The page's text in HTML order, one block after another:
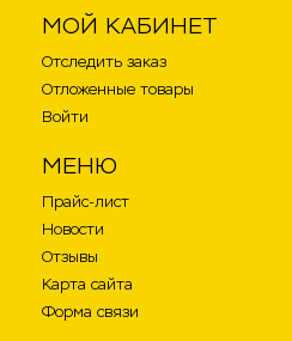
МОЙ КАБИНЕТ
Отследить заказ
Отложенные товары
Войти
МЕНЮ
Прайс-лист
Новости
Отзывы
Карта сайта
Форма связи